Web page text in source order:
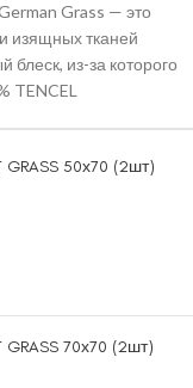
Grass — это
изящных тканей
из-за которого
TENCEL
GRASS 50х70 (2шт)
GRASS 70х70 (2шт)